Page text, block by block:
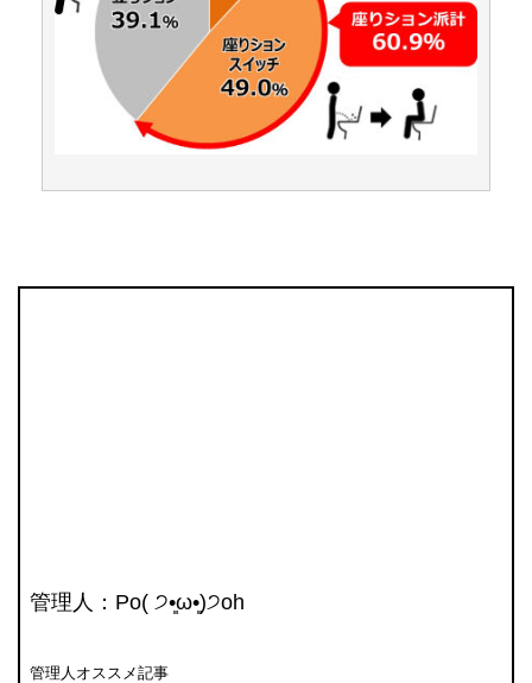
管理人 ：Po( ੭•͈ω•͈)੭oh
管理人オススメ記事